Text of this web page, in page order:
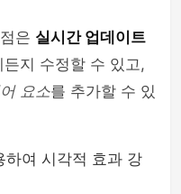
은 실시간 업데이트
지 수정할 수 있고,
요소를 추가할 수 있
하여 시각적 효과 강